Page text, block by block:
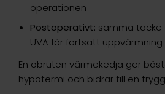
operationen
Postoperativt: samma täcke
UVA för fortsatt uppvärmning
En obruten värmekedja ger
hypotermi och bidrar till en